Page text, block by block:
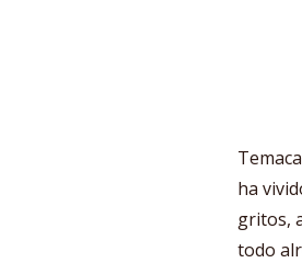
ha
gritos,
todo